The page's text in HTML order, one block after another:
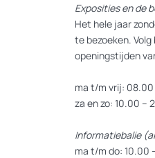
Exposities en de
Het hele jaar
te bezoeken. Volg
openingstijden
ma t/m vrij:
za en zo: 10.00 –
Informatiebalie
ma t/m do: 10.00